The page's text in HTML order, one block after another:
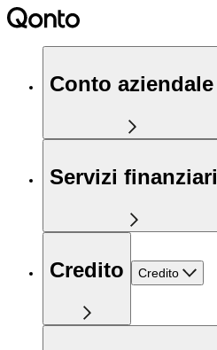
Conto aziendale
Servizi finanziari
Credito Credito